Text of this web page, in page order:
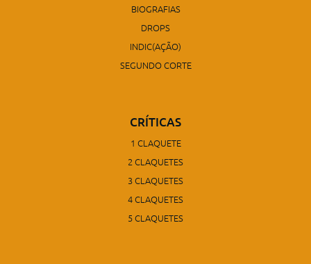
BIOGRAFIAS
DROPS
INDIC(AÇÃO)
SEGUNDO CORTE
CRÍTICAS
1 CLAQUETE
2 CLAQUETES
3 CLAQUETES
4 CLAQUETES
5 CLAQUETES